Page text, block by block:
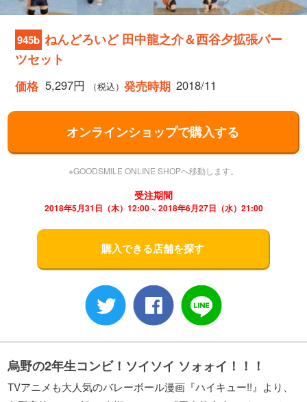
945b ねんどろいど 田中龍之介＆西谷夕拡張パー
ツセット
価格 5,297円 （税込） 発売時期 2018/11
オンラインショップで購入する
※GOODSMILE ONLINE SHOPへ移動します。
受注期間
2018年5月31日（木）12:00 ~ 2018年6月27日（水）21:00
購入できる店舗を探す
烏野の2年生コンビ！ソイソイ ソォォイ！！！
TVアニメも大人気のバレーボール漫画『ハイキュー!!』より、